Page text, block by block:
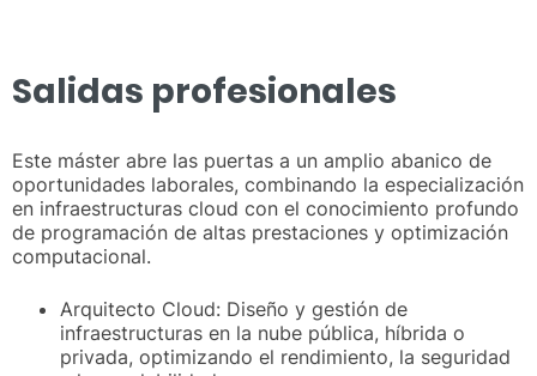
Salidas profesionales
Este máster abre las puertas a un amplio abanico de
oportunidades laborales, combinando la especialización
en infraestructuras cloud con el conocimiento profundo
de programación de altas prestaciones y optimización
computacional.
Arquitecto Cloud: Diseño y gestión de
infraestructuras en la nube pública, híbrida o
privada, optimizando el rendimiento, la seguridad